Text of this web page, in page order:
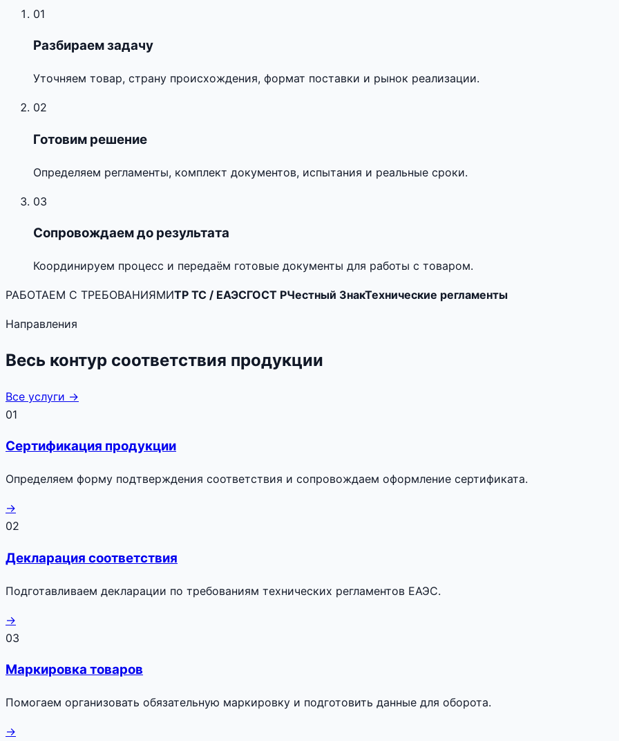
01
Разбираем задачу
Уточняем товар, страну происхождения, формат поставки и рынок реализации.
02
Готовим решение
Определяем регламенты, комплект документов, испытания и реальные сроки.
03
Сопровождаем до результата
Координируем процесс и передаём готовые документы для работы с товаром.
РАБОТАЕМ С ТРЕБОВАНИЯМИТР ТС / ЕАЭСГОСТ РЧестный ЗнакТехнические регламенты
Направления
Весь контур соответствия продукции
Все услуги →
01
Сертификация продукции
Определяем форму подтверждения соответствия и сопровождаем оформление сертификата.
→
02
Декларация соответствия
Подготавливаем декларации по требованиям технических регламентов ЕАЭС.
→
03
Маркировка товаров
Помогаем организовать обязательную маркировку и подготовить данные для оборота.
→